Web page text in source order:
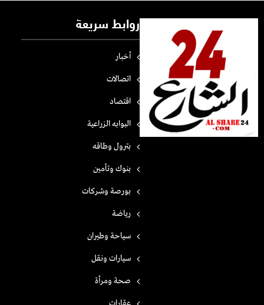
روابط سريعة
أخبار
اتصالات
اقتصاد
البوابه الزراعية
بترول وطاقه
بنوك وتأمين
بورصة وشركات
رياضة
سياحة وطيران
سيارات ونقل
صحة ومرأة